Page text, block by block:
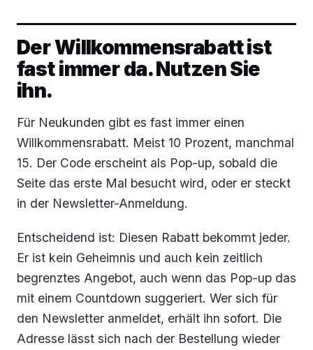
Der Willkommensrabatt ist
fast immer da. Nutzen Sie
ihn.
Für Neukunden gibt es fast immer einen
Willkommensrabatt. Meist 10 Prozent, manchmal
15. Der Code erscheint als Pop-up, sobald die
Seite das erste Mal besucht wird, oder er steckt
in der Newsletter-Anmeldung.
Entscheidend ist: Diesen Rabatt bekommt jeder.
Er ist kein Geheimnis und auch kein zeitlich
begrenztes Angebot, auch wenn das Pop-up das
mit einem Countdown suggeriert. Wer sich für
den Newsletter anmeldet, erhält ihn sofort. Die
Adresse lässt sich nach der Bestellung wieder